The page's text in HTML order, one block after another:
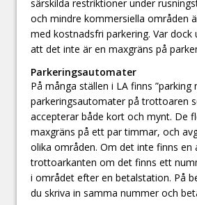
särskilda restriktioner under
och mindre kommersiella områden
med kostnadsfri parkering. Var dock
att det inte är en maxgräns på
Parkeringsautomater
På många ställen i LA finns ”parking
parkeringsautomater på trottoaren
accepterar både kort och mynt. De
maxgräns på ett par timmar, och
olika områden. Om det inte finns
trottoarkanten om det finns ett
i området efter en betalstation. På
du skriva in samma nummer och